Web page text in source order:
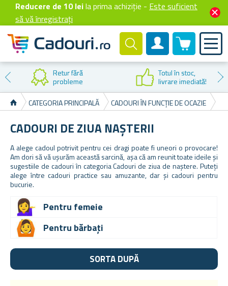
Reducere de 10 leila prima achiziție - Este suficient
să vă înregistrați
Cont client
0 produselor
Reducere la
prima cumpărare
CATEGORIA PRINCIPALĂ CADOURI ÎN FUNCȚIE DE OCAZIE
CADOURI DE ZIUA NAȘTERII
A alege cadoul potrivit pentru cei dragi poate fi uneori o provocare!
Am dori să vă ușurăm această sarcină, așa că am reunit toate ideile și
sugestiile de cadouri în categoria Cadouri de ziua de naștere. Puteți
alege între cadouri practice sau amuzante, dar și cadouri pentru
bucurie.
Pentru femeie
Pentru bărbați
SORTA DUPĂ